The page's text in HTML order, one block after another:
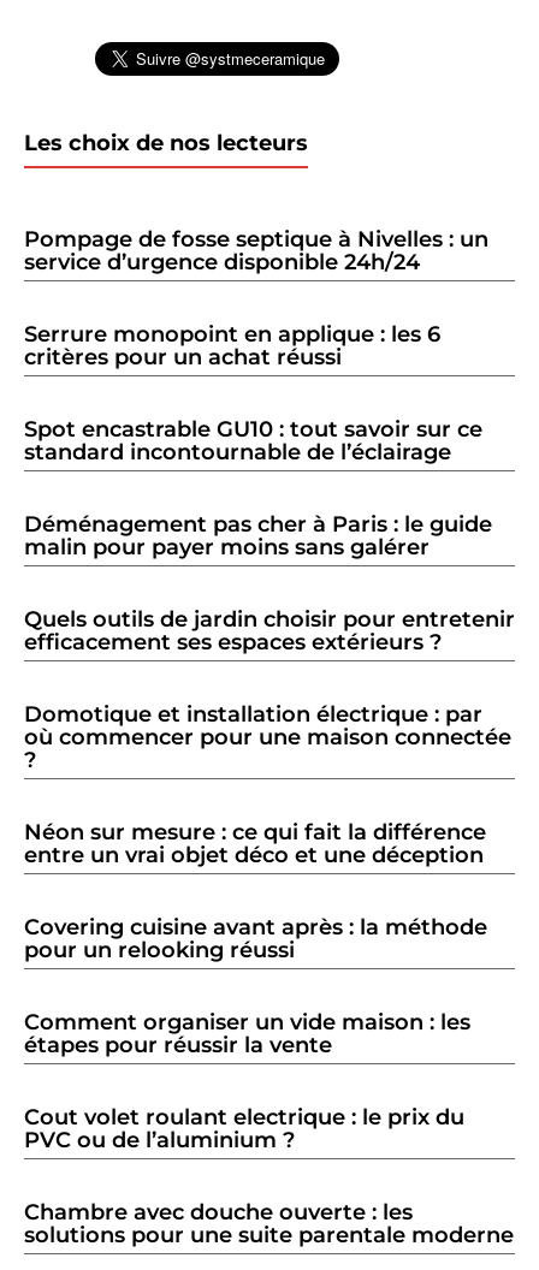
Les choix de nos lecteurs
Pompage de fosse septique à Nivelles : un
service d’urgence disponible 24h/24
Serrure monopoint en applique : les 6
critères pour un achat réussi
Spot encastrable GU10 : tout savoir sur ce
standard incontournable de l’éclairage
Déménagement pas cher à Paris : le guide
malin pour payer moins sans galérer
Quels outils de jardin choisir pour entretenir
efficacement ses espaces extérieurs ?
Domotique et installation électrique : par
où commencer pour une maison connectée
?
Néon sur mesure : ce qui fait la différence
entre un vrai objet déco et une déception
Covering cuisine avant après : la méthode
pour un relooking réussi
Comment organiser un vide maison : les
étapes pour réussir la vente
Cout volet roulant electrique : le prix du
PVC ou de l’aluminium ?
Chambre avec douche ouverte : les
solutions pour une suite parentale moderne